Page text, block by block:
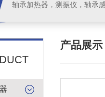
轴承加热器，测振仪，轴承
产品展示